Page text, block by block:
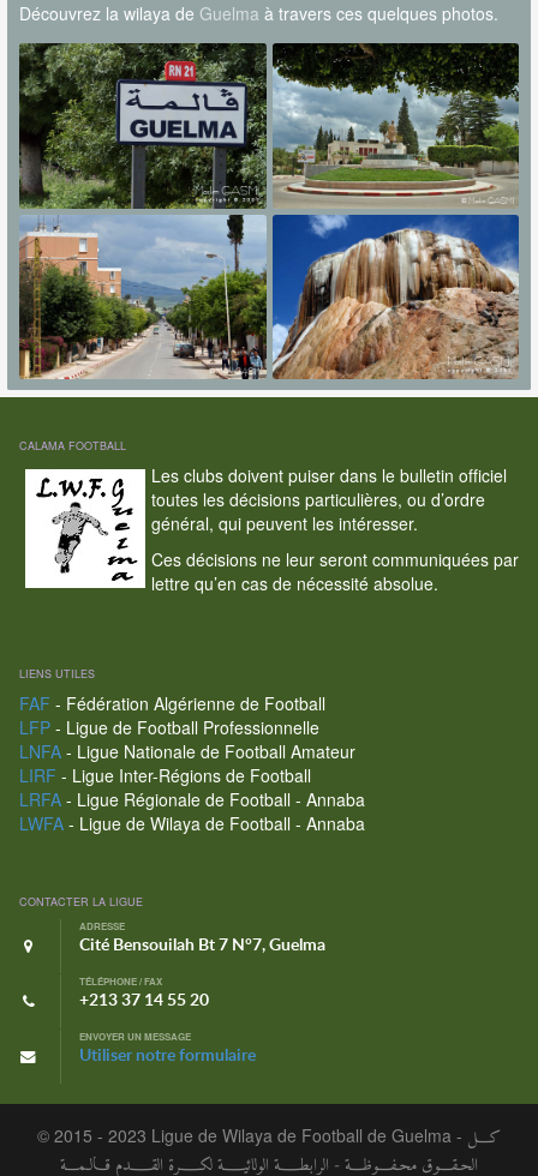
Découvrez la wilaya de Guelmaà travers ces quelques photos.
CALAMA FOOTBALL
Les clubs doivent puiser dans le bulletin officiel
toutes les décisions particulières, ou d’ordre
général, qui peuvent les intéresser.
Ces décisions ne leur seront communiquées par
lettre qu’en cas de nécessité absolue.
LIENS UTILES
FAF - Fédération Algérienne de Football
LFP- Ligue de Football Professionnelle
LNFA- Ligue Nationale de Football Amateur
LIRF - Ligue Inter-Régions de Football
LRFA- Ligue Régionale de Football - Annaba
LWFA- Ligue de Wilaya de Football - Annaba
CONTACTER LA LIGUE
ADRESSE
Cité Bensouilah Bt 7 N°7, Guelma
TÉLÉPHONE / FAX
+213 37 14 55 20
ENVOYER UN MESSAGE
Utiliser notre formulaire
© 2015 - 2023 Ligue de Wilaya de Football de Guelma - كـــل
الحـقـــوق محـفـــوظـــة - الرابطــــة الولائيــــة لكــــرة القــــدم قـالـمـــة